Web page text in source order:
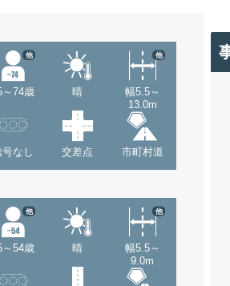
～74歳
他
晴
幅5.5～
13.0m
他
号なし 交差点 市町村道
～54歳
他
晴
幅5.5～
9.0m
他